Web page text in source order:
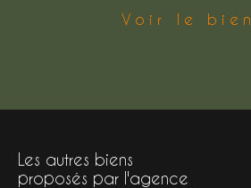
Voir le bien
Les autres biens
proposés par l'agence